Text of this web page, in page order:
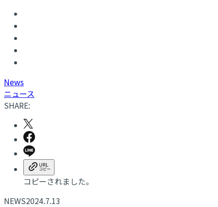
News
ニュース
SHARE:
コピーされました。
NEWS2024.7.13